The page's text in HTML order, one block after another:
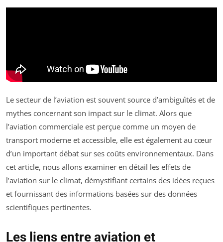
Le secteur de l’aviation est souvent source d’ambiguïtés et de
mythes concernant son impact sur le climat. Alors que
l’aviation commerciale est perçue comme un moyen de
transport moderne et accessible, elle est également au cœur
d’un important débat sur ses coûts environnementaux. Dans
cet article, nous allons examiner en détail les effets de
l’aviation sur le climat, démystifiant certains des idées reçues
et fournissant des informations basées sur des données
scientifiques pertinentes.
Les liens entre aviation et